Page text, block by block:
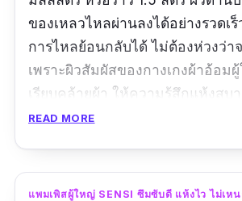
ของเหลวไหลผ่านลงได้อย่างรวดเ
การไหลย้อนกลับได้ ไม่ต้องห่วงว่า
เพราะผิวสัมผัสของกางเกงผ้าอ้อม
เรียบคล้ายผ้า ให้ความรู้สึกแห้งสบ
ชื้น ประกอบกับมีชั้นโพลิเมอร์ จึงป้อ
หลายครั้งโดยไม่เลื่อนหลุดง่าย ๆ
READ MORE
แพมเพิสผู้ใหญ่ SENSI ซึมซับดี แห้งไว ไม่เห